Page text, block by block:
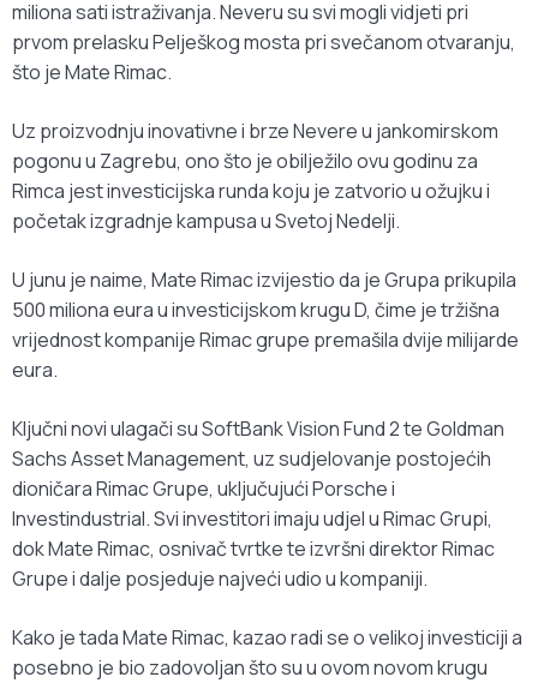
miliona sati istraživanja. Neveru su svi mogli vidjeti pri
prvom prelasku Pelješkog mosta pri svečanom otvaranju,
što je Mate Rimac.
Uz proizvodnju inovativne i brze Nevere u jankomirskom
pogonu u Zagrebu, ono što je obilježilo ovu godinu za
Rimca jest investicijska runda koju je zatvorio u ožujku i
početak izgradnje kampusa u Svetoj Nedelji.
U junu je naime, Mate Rimac izvijestio da je Grupa prikupila
500 miliona eura u investicijskom krugu D, čime je tržišna
vrijednost kompanije Rimac grupe premašila dvije milijarde
eura.
Ključni novi ulagači su SoftBank Vision Fund 2 te Goldman
Sachs Asset Management, uz sudjelovanje postojećih
dioničara Rimac Grupe, uključujući Porsche i
Investindustrial. Svi investitori imaju udjel u Rimac Grupi,
dok Mate Rimac, osnivač tvrtke te izvršni direktor Rimac
Grupe i dalje posjeduje najveći udio u kompaniji.
Kako je tada Mate Rimac, kazao radi se o velikoj investiciji a
posebno je bio zadovoljan što su u ovom novom krugu